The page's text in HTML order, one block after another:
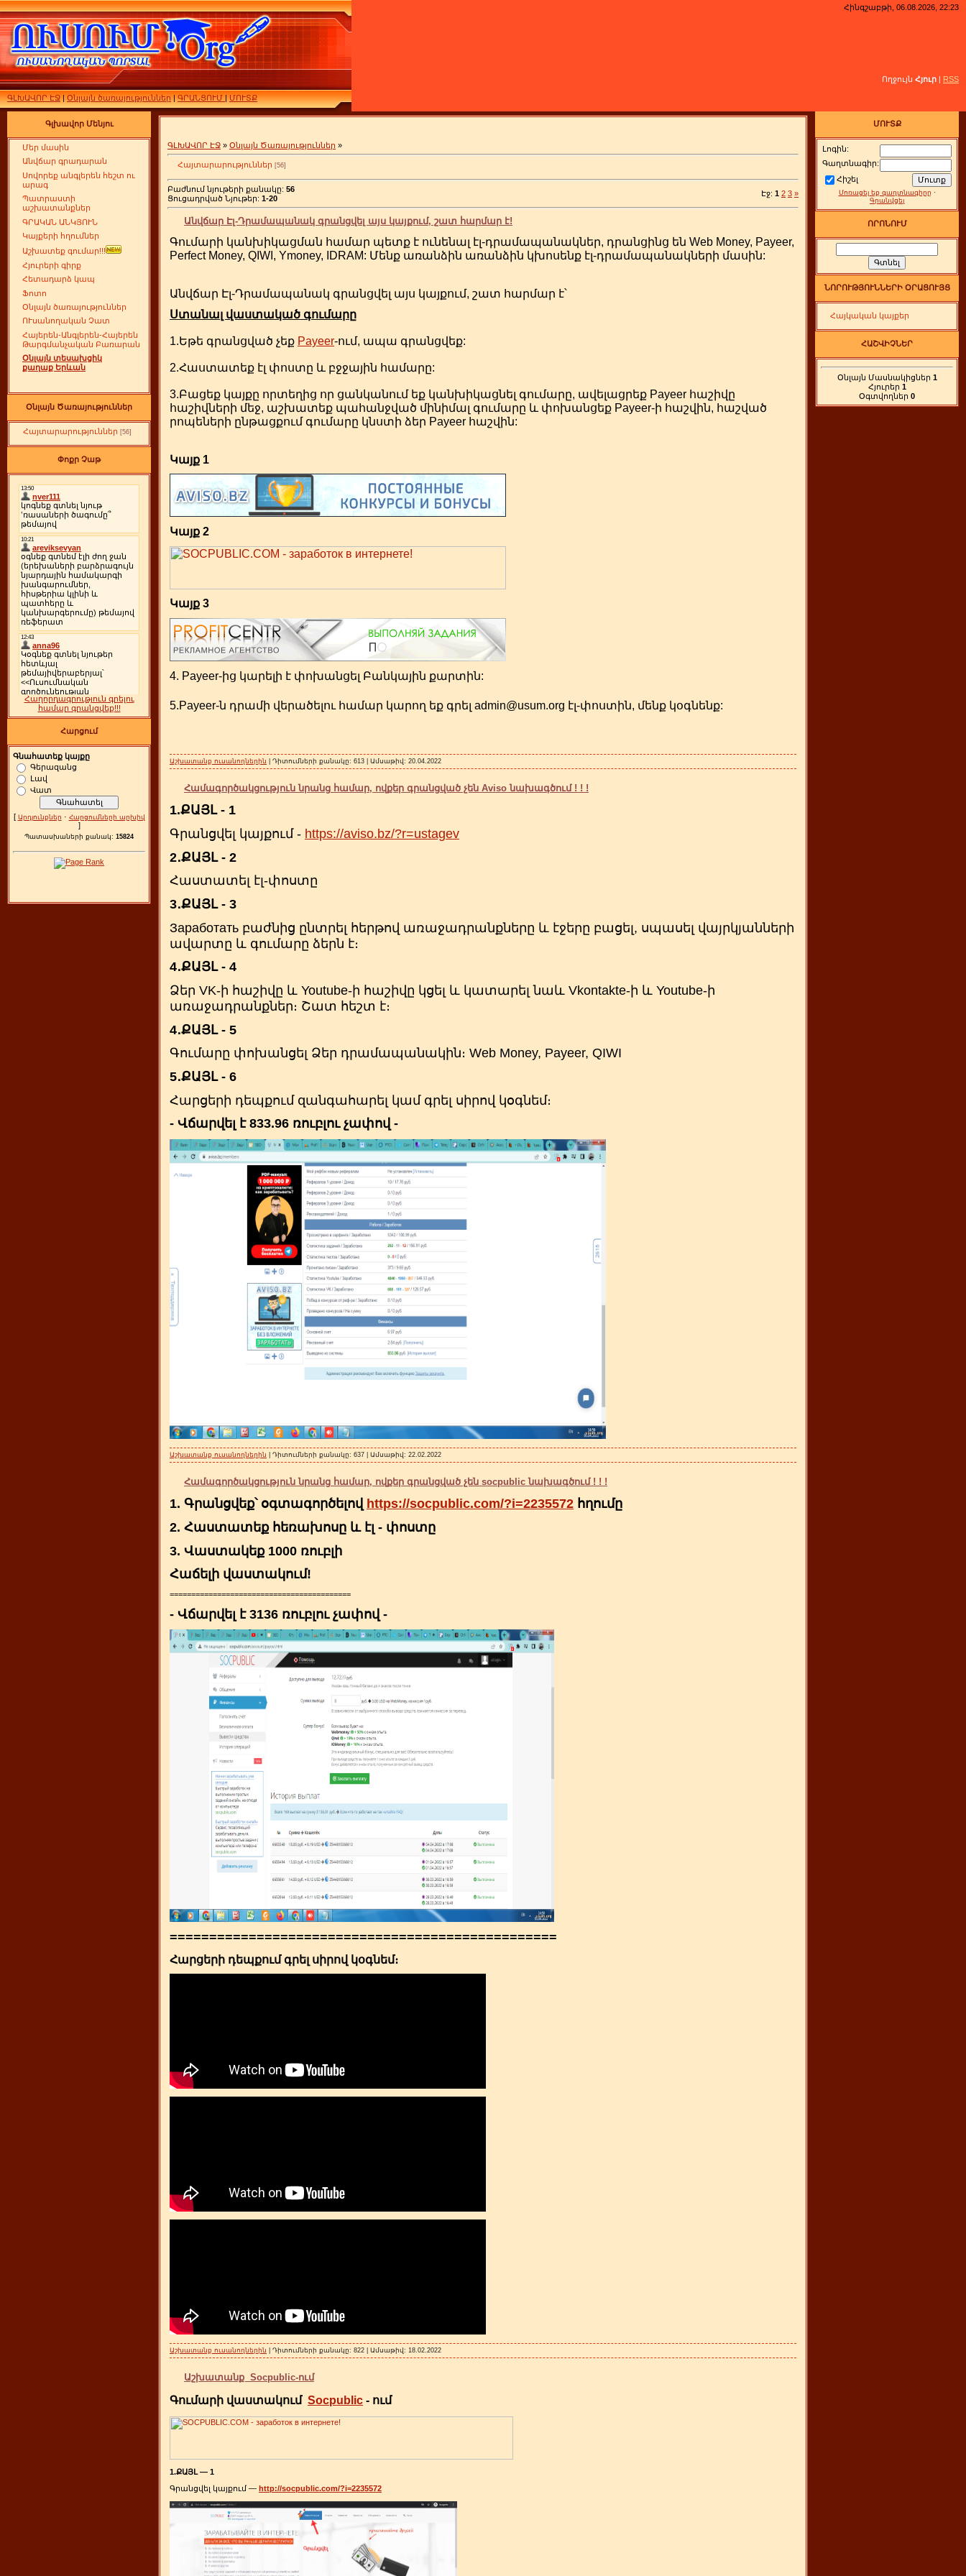
ԳԼԽԱՎՈՐ ԷՋ|Օնլայն ծառայություններ|ԳՐԱՆՑՈՒՄ|ՄՈՒՏՔ
Հինգշաբթի, 06.08.2026, 22:23
Ողջույն Հյուր | RSS
Գլխավոր Մենյու
Մեր մասին
Անվճար գրադարան
Սովորեք անգլերեն հեշտ ու
արագ
Պատրաստի
աշխատանքներ
ԳՐԱԿԱՆ ԱՆԿՅՈՒՆ
Կայքերի հղումներ
Աշխատեք գումար!!!
Հյուրերի գիրք
Հետադարձ կապ
Ֆոտո
Օնլայն ծառայություններ
ՈՒսանողական Չատ
Հայերեն-Անգլերեն-Հայերեն
Թարգմանչական Բառարան
Օնլայն տեսախցիկ
քաղաք Երևան
Օնլայն Ծառայություններ
Հայտարարություններ [56]
Փոքր Չաթ
Հաղորդագրություն գրելու
համար գրանցվեք!!!
Հարցում
Գնահատեք կայքը
Գերազանց
Լավ
Վատ
[ Արդյունքներ · Հարցումների արխիվ
]
Պատասխաների քանակ: 15824
ԳԼԽԱՎՈՐ ԷՋ » Օնլայն Ծառայություններ »
Հայտարարություններ [56]
Բաժնում նյութերի քանակը: 56
Ցուցադրված Նյութեր: 1-20
Էջ: 1 2 3 »
Անվճար Էլ-Դրամապանակ գրանցվել այս կայքում, շատ հարմար է!
Գումարի կանխիկացման համար պետք է ունենալ էլ-դրամապանակներ, դրանցինց են Web Money, Payeer,
Perfect Money, QIWI, Ymoney, IDRAM: Մենք առանձին առանձին կխոսենք էլ-դրամապանակների մասին:
Անվճար Էլ-Դրամապանակ գրանցվել այս կայքում, շատ հարմար է՝
Ստանալ վաստակած գումարը
1.Եթե գրանցված չեք Payeer-ում, ապա գրանցվեք:
2.Հաստատեք էլ փոստը և բջջային համարը:
3.Բացեք կայքը որտեղից որ ցանկանում եք կանխիկացնել գումարը, ավելացրեք Payeer հաշիվը
հաշիվների մեջ, աշխատեք պահանջված մինիմալ գումարը և փոխանցեք Payeer-ի հաշվին, հաշված
րոպեների ընթացքում գումարը կնստի ձեր Payeer հաշվին:
Կայք 1
Կայք 2
Կայք 3
4. Payeer-ից կարելի է փոխանցել Բանկային քարտին:
5.Payeer-ն դրամի վերածելու համար կարող եք գրել admin@usum.org էլ-փոստին, մենք կօգնենք:
Աշխատանք ուսանողներին | Դիտումների քանակը: 613 | Ամսաթիվ: 20.04.2022
Համագործակցություն նրանց համար, ովքեր գրանցված չեն Aviso նախագծում ! ! !
1.ՔԱՅԼ - 1
Գրանցվել կայքում - https://aviso.bz/?r=ustagev
2․ՔԱՅԼ - 2
Հաստատել էլ-փոստը
3․ՔԱՅԼ - 3
Заработать բաժնից ընտրել հերթով առաջադրանքները և էջերը բացել, սպասել վայրկյանների
ավարտը և գումարը ձերն է։
4․ՔԱՅԼ - 4
Ձեր VK-ի հաշիվը և Youtube-ի հաշիվը կցել և կատարել նաև Vkontakte-ի և Youtube-ի
առաջադրանքներ։ Շատ հեշտ է։
4․ՔԱՅԼ - 5
Գումարը փոխանցել Ձեր դրամապանակին։ Web Money, Payeer, QIWI
5․ՔԱՅԼ - 6
Հարցերի դեպքում զանգահարել կամ գրել սիրով կօգնեմ։
- Վճարվել է 833.96 ռուբլու չափով -
Աշխատանք ուսանողներին | Դիտումների քանակը: 637 | Ամսաթիվ: 22.02.2022
Համագործակցություն նրանց համար, ովքեր գրանցված չեն socpublic նախագծում ! ! !
1. Գրանցվեք՝ օգտագործելով https://socpublic.com/?i=2235572 հղումը
2. Հաստատեք հեռախոսը և էլ - փոստը
3. Վաստակեք 1000 ռուբլի
Հաճելի վաստակում!
==========================================
- Վճարվել է 3136 ռուբլու չափով -
=================================================
Հարցերի դեպքում գրել սիրով կօգնեմ։
Աշխատանք ուսանողներին | Դիտումների քանակը: 822 | Ամսաթիվ: 18.02.2022
Աշխատանք Socpublic-ում
Գումարի վաստակում Socpublic - ում
1.ՔԱՅԼ — 1
Գրանցվել կայքում — http://socpublic.com/?i=2235572
ՄՈՒՏՔ
Լոգին:
Գաղտնագիր:
Հիշել
Մոռացել եք գաղտնագիրը ·
Գրանվցել
ՈՐՈՆՈՒՄ
ՆՈՐՈՒԹՅՈՒՆՆԵՐԻ ՕՐԱՑՈՒՅՑ
Հայկական կայքեր
ՀԱՇՎԻՉՆԵՐ
Օնլայն Մասնակիցներ 1
Հյուրեր 1
Օգտվողներ 0